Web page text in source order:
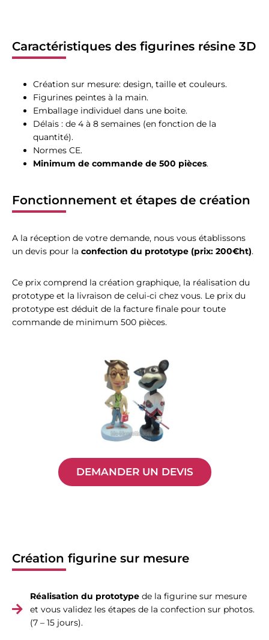
Caractéristiques des figurines résine 3D
Création sur mesure: design, taille et couleurs.
Figurines peintes à la main.
Emballage individuel dans une boite.
Délais : de 4 à 8 semaines (en fonction de la
quantité).
Normes CE.
Minimum de commande de 500 pièces.
Fonctionnement et étapes de création
A la réception de votre demande, nous vous établissons
un devis pour la confection du prototype (prix: 200€ht).
Ce prix comprend la création graphique, la réalisation du
prototype et la livraison de celui-ci chez vous. Le prix du
prototype est déduit de la facture finale pour toute
commande de minimum 500 pièces.
DEMANDER UN DEVIS
Création figurine sur mesure
Réalisation du prototype de la figurine sur mesure
et vous validez les étapes de la confection sur photos.
(7 – 15 jours).